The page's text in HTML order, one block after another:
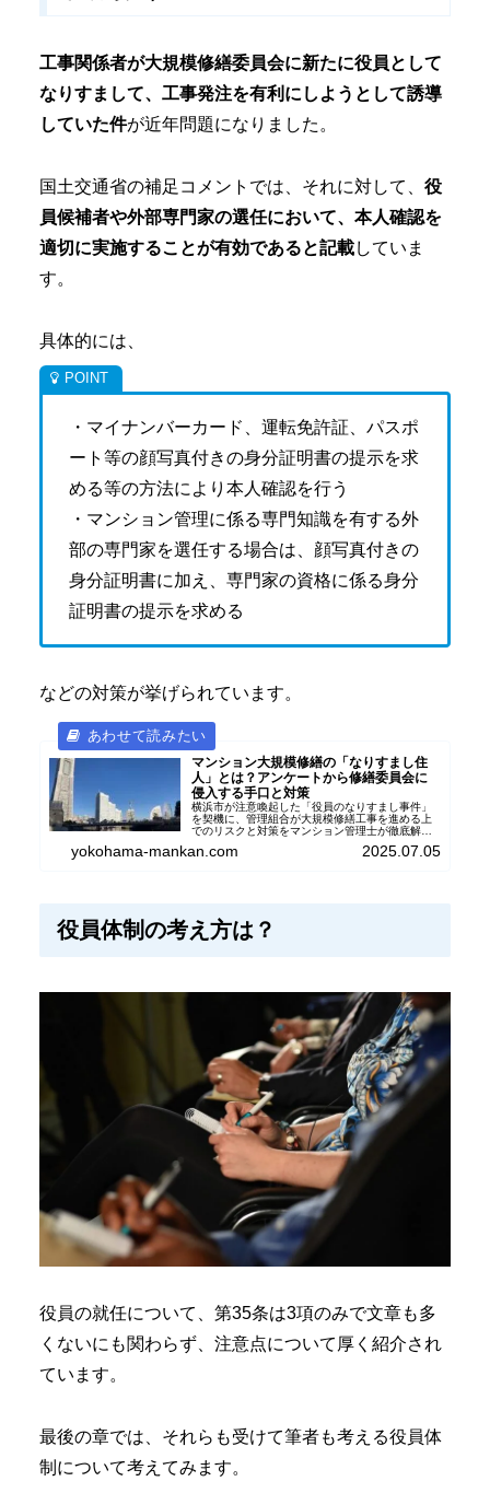
工事関係者が大規模修繕委員会に新たに役員として
なりすまして、工事発注を有利にしようとして誘導
していた件が近年問題になりました。
国土交通省の補足コメントでは、それに対して、 役
員候補者や外部専門家の選任において、本人確認を
適切に実施することが有効であると記載していま
す。
具体的には、
・マイナンバーカード、運転免許証、パスポ
ート等の顔写真付きの身分証明書の提示を求
める等の方法により本人確認を行う
・マンション管理に係る専門知識を有する外
部の専門家を選任する場合は、顔写真付きの
身分証明書に加え、専門家の資格に係る身分
証明書の提示を求める
などの対策が挙げられています。
マンション大規模修繕の「なりすまし住
人」とは？アンケートから修繕委員会に
侵入する手口と対策
横浜市が注意喚起した「役員のなりすまし事件」
を契機に、管理組合が大規模修繕工事を進める上
でのリスクと対策をマンション管理士が徹底解
のポイントを紹介します。
yokohama-mankan.com 2025.07.05
役員体制の考え方は？
役員の就任について、第35条は3項のみで文章も多
くないにも関わらず、注意点について厚く紹介され
ています。
最後の章では、それらも受けて筆者も考える役員体
制について考えてみます。